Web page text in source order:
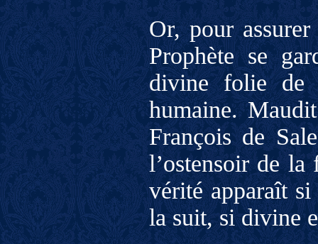
Or, pour
Prophète se
divine folie de
humaine.
François de
l’ostensoir de la
vérité apparaît si
la suit, si divine